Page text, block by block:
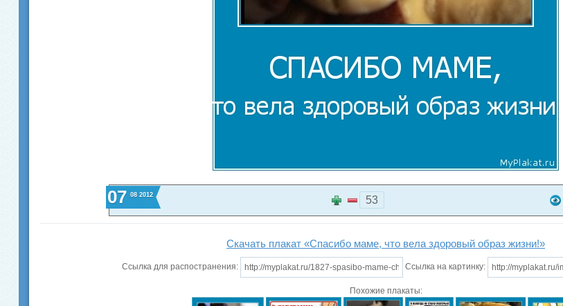
07 08 2012 53
Скачать плакат «Спасибо маме, что вела здоровый образ жизни!»
Ссылка для распостранения: Ссылка на картинку:
Похожие плакаты: